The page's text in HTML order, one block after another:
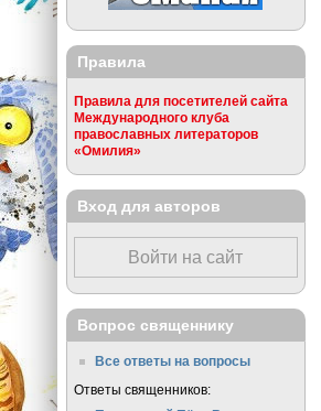
Правила
Правила для посетителей сайта
Международного клуба
православных литераторов
«Омилия»
Вход для авторов
Войти на сайт
Вопрос священнику
Все ответы на вопросы
Ответы священников: